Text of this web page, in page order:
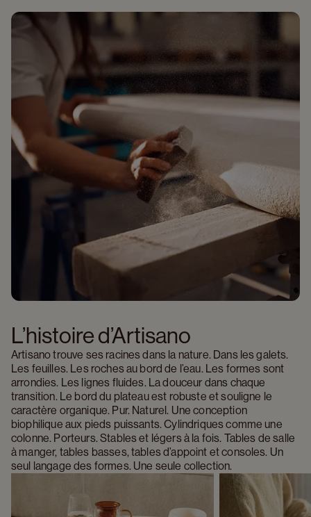
L’histoire d’Artisano
Artisano trouve ses racines dans la nature. Dans les galets.
Les feuilles. Les roches au bord de l’eau. Les formes sont
arrondies. Les lignes fluides. La douceur dans chaque
transition. Le bord du plateau est robuste et souligne le
caractère organique. Pur. Naturel. Une conception
biophilique aux pieds puissants. Cylindriques comme une
colonne. Porteurs. Stables et légers à la fois. Tables de salle
à manger, tables basses, tables d’appoint et consoles. Un
seul langage des formes. Une seule collection.